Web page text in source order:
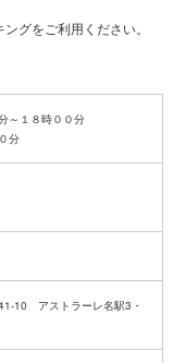
～１８時００分
10 アストラーレ名駅3・